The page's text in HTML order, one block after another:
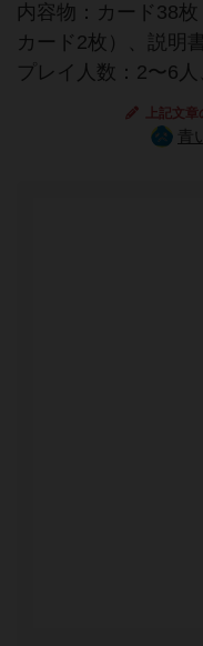
内容物：カード38
カード2枚）、説明
プレイ人数：2〜6
上記文
青